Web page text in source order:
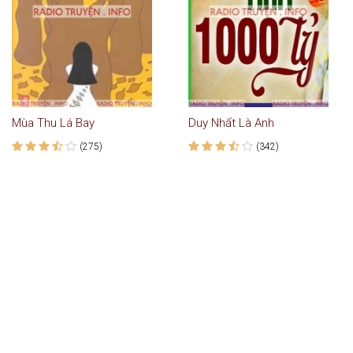
Mùa Thu Lá Bay
(275)
Duy Nhất Là Anh
(342)